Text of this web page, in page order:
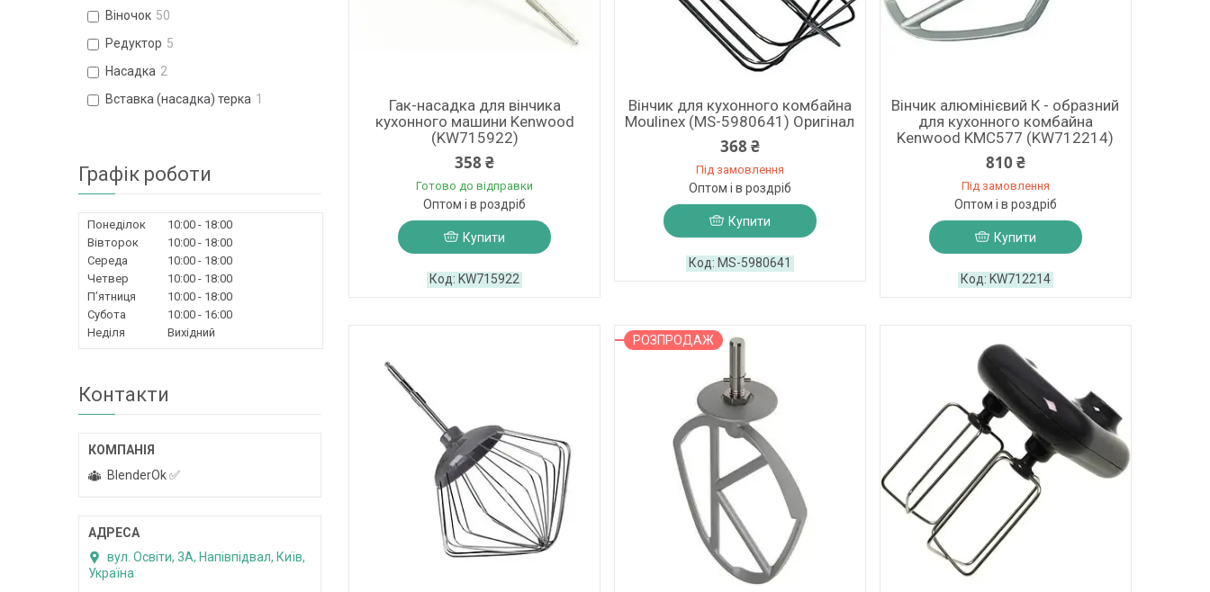
Гак-насадка для вінчика
кухонного машини Kenwood
(KW715922)
358 ₴
Готово до відправки
Оптом і в роздріб
Купити
KW715922
Вінчик для кухонного комбайна
Moulinex (MS-5980641) Оригінал
368 ₴
Під замовлення
Оптом і в роздріб
Купити
MS-5980641
Вінчик алюмінієвий К - образний
для кухонного комбайна
Kenwood KMC577 (KW712214)
810 ₴
Під замовлення
Оптом і в роздріб
Купити
KW712214
РОЗПРОДАЖ
Віночок 50
Редуктор 5
Насадка 2
Вставка (насадка) терка 1
Графік роботи
Понеділок 10:00
18:00
Вівторок
10:00
18:00
Середа
10:00
18:00
Четвер
10:00
18:00
Пʼятниця
10:00
18:00
Субота
10:00
16:00
Неділя
Вихідний
Контакти
BlenderOk ✅
вул. Освіти, 3А, Напівпідвал, Київ,
Україна